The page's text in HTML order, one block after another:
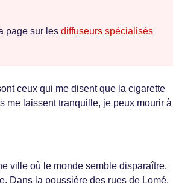
page sur les diffuseurs spécialisés
ceux qui me disent que la cigarette
me laissent tranquille, je peux mourir à
ville où le monde semble disparaître.
Dans la poussière des rues de Lomé,